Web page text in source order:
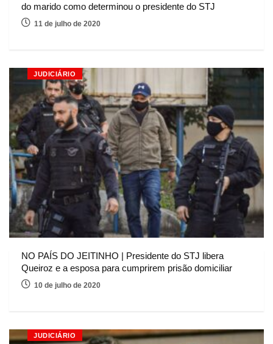
do marido como determinou o presidente do STJ
11 de julho de 2020
JUDICIÁRIO
NO PAÍS DO JEITINHO | Presidente do STJ libera
Queiroz e a esposa para cumprirem prisão domiciliar
10 de julho de 2020
JUDICIÁRIO